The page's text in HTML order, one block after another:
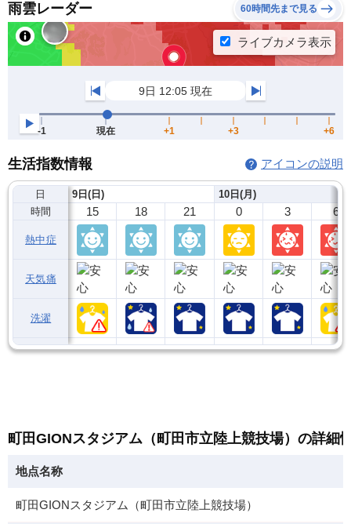
雨雲レーダー 60時間先まで見る
生活指数情報 アイコンの説明
日
時間
熱中症
天気痛
洗濯
9日(日)
15 18 21
10日(月)
0 3 6
町田GIONスタジアム（町田市立陸上競技場）の詳細
地点名称
町田GIONスタジアム（町田市立陸上競技場）